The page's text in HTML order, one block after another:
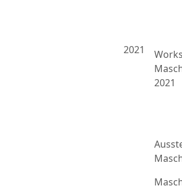
2021
2021